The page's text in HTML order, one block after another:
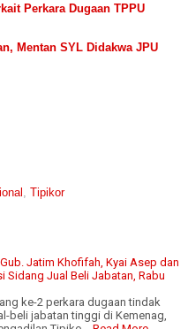
Perkara Dugaan TPPU
Mentan SYL Didakwa JPU
, Tipikor
Jatim Khofifah, Kyai Asep dan
Sidang Jual Beli Jabatan, Rabu
ke-2 perkara dugaan tindak
beli jabatan tinggi di Kemenag,